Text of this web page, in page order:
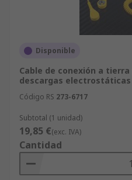
Disponible
Cable de conexión a
descargas electrostáticas
Código RS 273-6717
Subtotal (1 unidad)
19,85 €(exc. IVA)
Cantidad